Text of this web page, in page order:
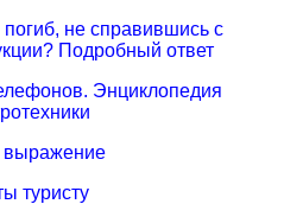
не справившись с
Подробный ответ
Энциклопедия
выражение
туристу